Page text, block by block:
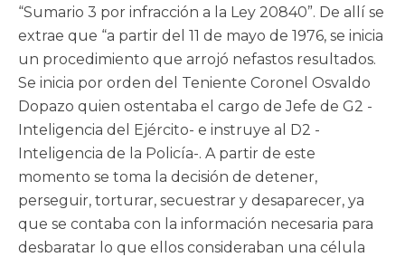
“Sumario 3 por infracción a la Ley 20840”. De allí se
extrae que “a partir del 11 de mayo de 1976, se inicia
un procedimiento que arrojó nefastos resultados.
Se inicia por orden del Teniente Coronel Osvaldo
Dopazo quien ostentaba el cargo de Jefe de G2 -
Inteligencia del Ejército- e instruye al D2 -
Inteligencia de la Policía-. A partir de este
momento se toma la decisión de detener,
perseguir, torturar, secuestrar y desaparecer, ya
que se contaba con la información necesaria para
desbaratar lo que ellos consideraban una célula